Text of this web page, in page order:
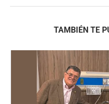
TAMBIÉN TE